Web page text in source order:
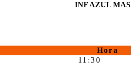
INF AZUL MAS
Hora
11:30